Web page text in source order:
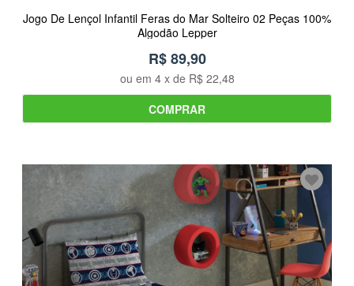
Jogo De Lençol Infantil Feras do Mar Solteiro 02 Peças 100%
Algodão Lepper
R$ 89,90
ou em 4x de R$ 22,48
COMPRAR